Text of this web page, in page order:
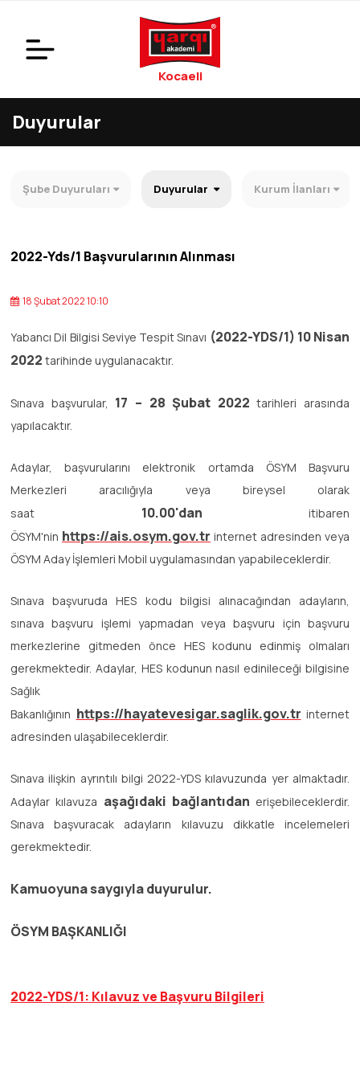
Kocaeli
Duyurular
Şube Duyuruları Duyurular Kurum İlanları
2022-Yds/1 Başvurularının Alınması
18 Şubat 2022 10:10
Yabancı Dil Bilgisi Seviye Tespit Sınavı (2022-YDS/1) 10 Nisan
2022 tarihinde uygulanacaktır.
Sınava başvurular, 17 – 28 Şubat 2022tarihleri arasında
yapılacaktır.
Adaylar, başvurularını elektronik ortamda ÖSYM Başvuru
Merkezleri aracılığıyla veya bireysel olarak
saat 10.00'dan itibaren
ÖSYM'nin https://ais.osym.gov.tr internet adresinden veya
ÖSYM Aday İşlemleri Mobil uygulamasından yapabileceklerdir.
Sınava başvuruda HES kodu bilgisi alınacağından adayların,
sınava başvuru işlemi yapmadan veya başvuru için başvuru
merkezlerine gitmeden önce HES kodunu edinmiş olmaları
gerekmektedir. Adaylar, HES kodunun nasıl edinileceği bilgisine
Sağlık
Bakanlığının https://hayatevesigar.saglik.gov.tr internet
adresinden ulaşabileceklerdir.
Sınava ilişkin ayrıntılı bilgi 2022-YDS kılavuzunda yer almaktadır.
Adaylar kılavuza aşağıdaki bağlantıdan erişebileceklerdir.
Sınava başvuracak adayların kılavuzu dikkatle incelemeleri
gerekmektedir.
Kamuoyuna saygıyla duyurulur.
ÖSYM BAŞKANLIĞI
2022-YDS/1: Kılavuz ve Başvuru Bilgileri